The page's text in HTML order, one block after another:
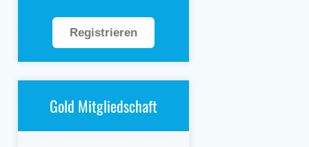
Registrieren
Gold Mitgliedschaft